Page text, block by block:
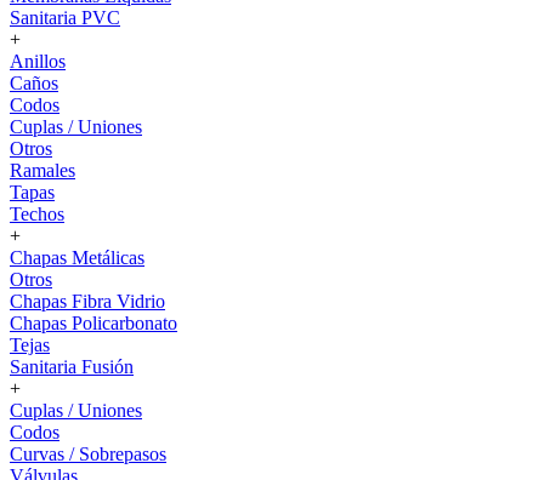
Sanitaria PVC
+
Anillos
Caños
Codos
Cuplas / Uniones
Otros
Ramales
Tapas
Techos
+
Chapas Metálicas
Otros
Chapas Fibra Vidrio
Chapas Policarbonato
Tejas
Sanitaria Fusión
+
Cuplas / Uniones
Codos
Curvas / Sobrepasos
Válvulas